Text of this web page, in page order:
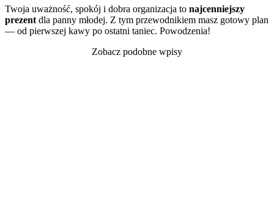
Twoja uważność, spokój i dobra organizacja to najcenniejszy
prezentdla panny młodej. Z tym przewodnikiem masz gotowy plan
— od pierwszej kawy po ostatni taniec. Powodzenia!
Zobacz podobne wpisy